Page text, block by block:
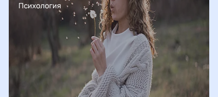
Психология